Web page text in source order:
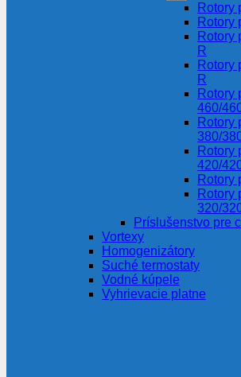
Rotory
Rotory
Rotory
R
Rotory
R
Rotory
460/
Rotory
380/
Rotory
420/
Rotory
Rotory
320/
Príslušenstvo pre
Vortexy
Homogenizátory
Suché termostaty
Vodné kúpele
Vyhrievacie platne